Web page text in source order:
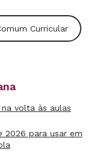
respeitoso,
–
na
Curricular
volta às aulas
2026 para usar em